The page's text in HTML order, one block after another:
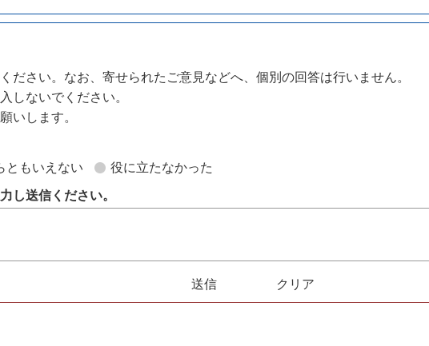
ださい。なお、寄せられたご意見などへ、個別の回答は行いません。
しないでください。
いします。
ともいえない 役に立たなかった
し送信ください。